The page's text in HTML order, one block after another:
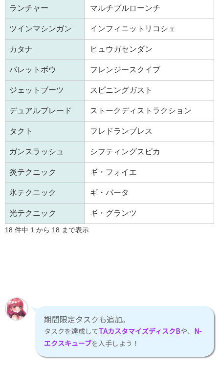
ランチャー マルチプルローンチ
ツインマシンガン インフィニットリコシェ
カタナ ヒュウガセンダン
バレットボウ フレンジースクイブ
ジェットブーツ スピニングガスト
デュアルブレード ストークディストラクション
タクト フレドランブレス
ガンスラッシュ シフティングスピカ
炎テクニック ギ・フォイエ
氷テクニック ギ・バータ
光テクニック ギ・グランツ
18 件中 1 から 18 まで表示
期間限定タスクも追加｡
タスクを達成してTAカスタマイズディスクBや、 N-
エクスキューブを入手しよう！